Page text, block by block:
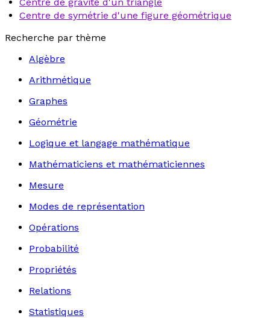
Centre de symétrie d'une figure géométrique
Recherche par thème
Algèbre
Arithmétique
Graphes
Géométrie
Logique et langage mathématique
Mathématiciens et mathématiciennes
Mesure
Modes de représentation
Opérations
Probabilité
Propriétés
Relations
Statistiques